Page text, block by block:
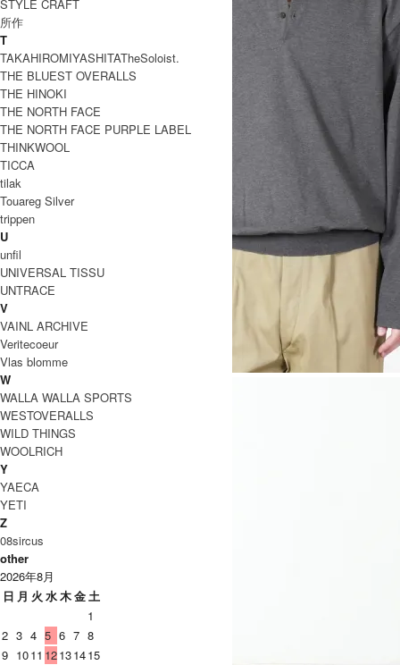
STYLE CRAFT
所作
T
TAKAHIROMIYASHITATheSoloist.
THE BLUEST OVERALLS
THE HINOKI
THE NORTH FACE
THE NORTH FACE PURPLE LABEL
THINKWOOL
TICCA
tilak
Touareg Silver
trippen
U
unfil
UNIVERSAL TISSU
UNTRACE
V
VAINL ARCHIVE
Veritecoeur
Vlas blomme
W
WALLA WALLA SPORTS
WESTOVERALLS
WILD THINGS
WOOLRICH
Y
YAECA
YETI
Z
08sircus
other
2026年8月
日 月 火 水木金土
1
2 3 4 5 6 7 8
9 1011 12131415